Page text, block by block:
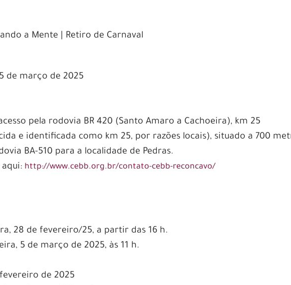
a Mente | Retiro de Carnaval
de março de 2025
pela rodovia BR 420 (Santo Amaro a Cachoeira), km 25
e identificada como km 25, por razões locais), situado a 700
BA-510 para a localidade de Pedras.
http://www.cebb.org.br/contato-cebb-reconcavo/
28 de fevereiro/25, a partir das 16 h.
5 de março de 2025, às 11 h.
de 2025